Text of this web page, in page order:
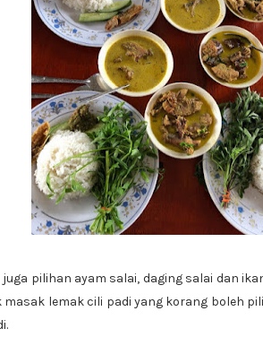
pilihan ayam salai, daging salai dan
lemak cili padi yang korang boleh